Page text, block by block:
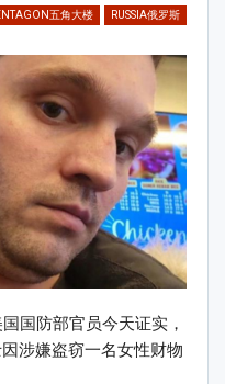
五角大楼 RUSSIA俄罗斯
国防部官员今天证实，
涉嫌盗窃一名女性财物